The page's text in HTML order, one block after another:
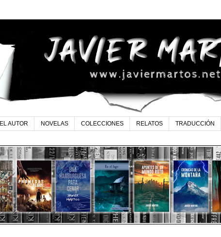
EL AUTOR NOVELAS COLECCIONES RELATOS TRADUCCIÓN